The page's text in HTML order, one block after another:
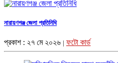
নারায়ণগঞ্জ জেলা প্রতিনিধি
প্রকাশ : ২৭ মে ২০২৬ | ফটো কার্ড